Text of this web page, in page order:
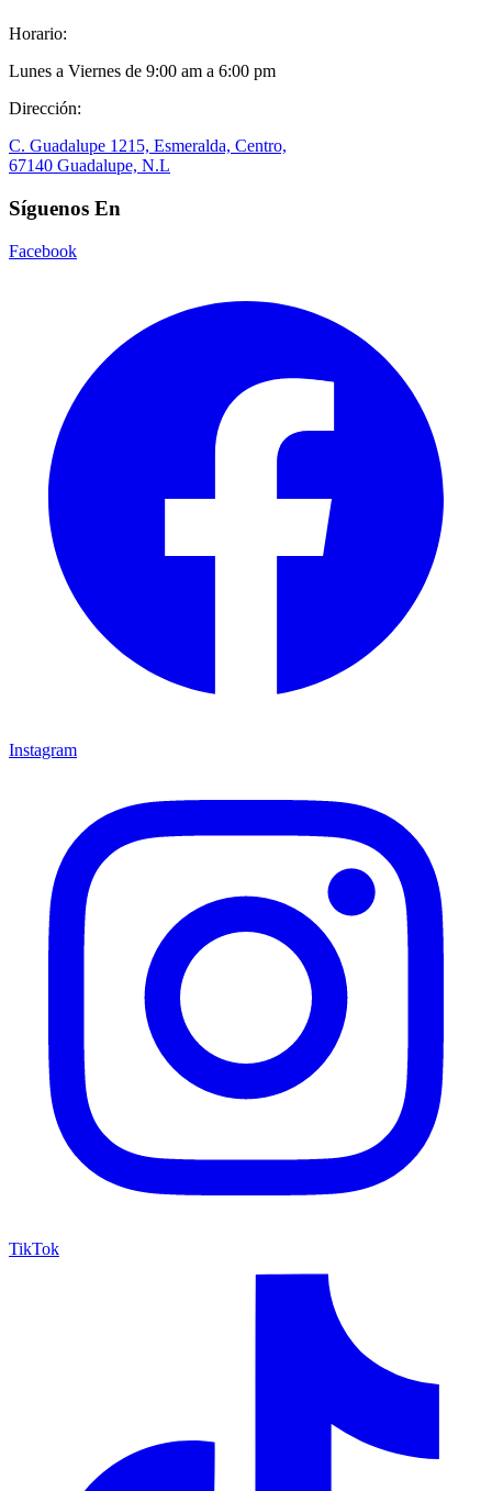
Horario:
Lunes a Viernes de 9:00 am a 6:00 pm
Dirección:
C. Guadalupe 1215, Esmeralda, Centro,
67140 Guadalupe, N.L
Síguenos En
Facebook
Instagram
TikTok